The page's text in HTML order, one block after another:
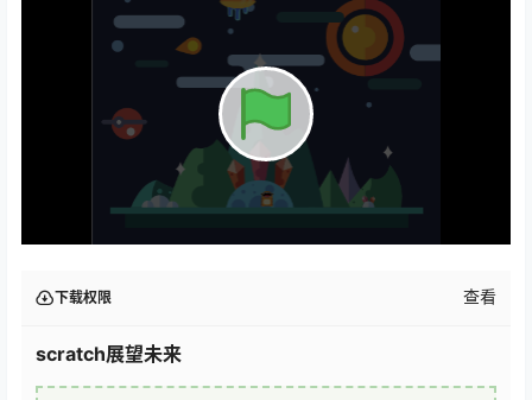
下载权限 查看
scratch展望未来